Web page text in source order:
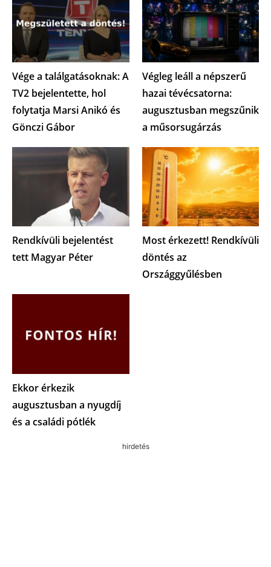
Vége a találgatásoknak: A
TV2 bejelentette, hol
folytatja Marsi Anikó és
Gönczi Gábor
Végleg leáll a népszerű
hazai tévécsatorna:
augusztusban megszűnik
a műsorsugárzás
Rendkívüli bejelentést
tett Magyar Péter
Most érkezett! Rendkívüli
döntés az
Országgyűlésben
Ekkor érkezik
augusztusban a nyugdíj
és a családi pótlék
hirdetés